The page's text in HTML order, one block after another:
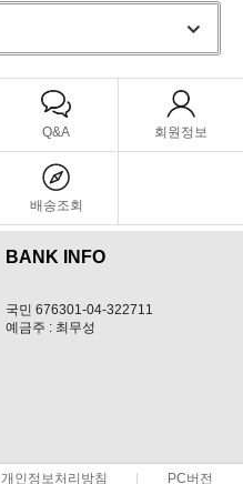
Q&A 회원정보
배송조회
BANK INFO
국민 676301-04-322711
예금주 : 최무성
개인정보처리방침 PC버전